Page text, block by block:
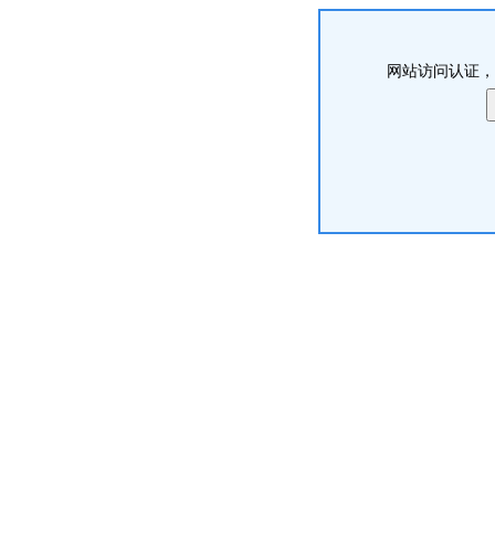
网站访问认证